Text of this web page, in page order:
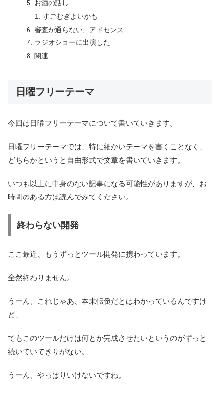
お酒の話し
すごむぎよいかも
審査が通らない、アドセンス
ラジオショーに出演した
関連
日曜フリーテーマ
今回は日曜フリーテーマについて書いていきます。
日曜フリーテーマでは、特に細かいテーマを書くことなく、
どちらかというと自由形式で文章を書いていきます。
いつも以上に中身のない記事になる可能性がありますが、お
時間のある方は読んでみてください。
終わらない開発
ここ最近、もうずっとツール開発に携わっています。
全然終わりません。
うーん、これじゃあ、本末転倒だとはわかっているんですけ
ど、
でもこのツールだけは何とか完成させたいというのがずっと
続いていてきりがない。
うーん、やっぱりいけないですね。